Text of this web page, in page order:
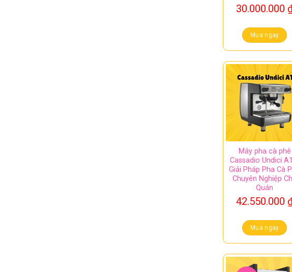
30.000.000
Mua ngay
Máy pha cà phê
Cassadio Undici
Giải Pháp Pha Cà
Chuyên Nghiệp
Quán
42.550.000
Mua ngay